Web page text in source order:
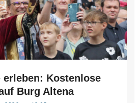
Kostenlose
Burg Altena